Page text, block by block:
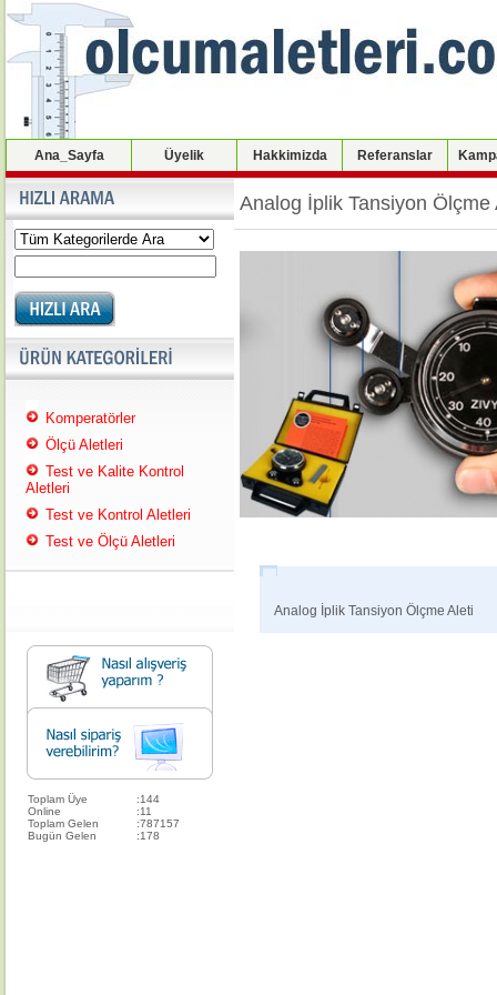
Ana_Sayfa Üyelik Hakkimizda Referanslar
Komperatörler
Ölçü Aletleri
Test ve Kalite Kontrol
Aletleri
Test ve Kontrol Aletleri
Test ve Ölçü Aletleri
Toplam Üye :144
Online
:11
Toplam Gelen
:787157
Bugün Gelen
:178
Analog İplik Tansiyon Ölçme
Analog İplik Tansiyon Ölçme Aleti